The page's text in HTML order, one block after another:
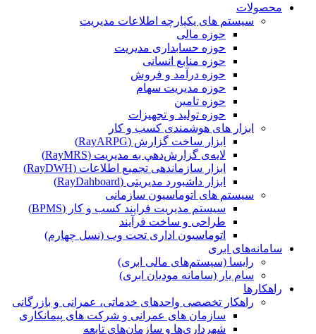
محصولات
سیستم های یکپارچه اطلاعات مدیریت
حوزه مالی
حوزه حسابداری مدیریت
حوزه منابع انسانی
حوزه درآمد و فروش
حوزه مدیریت سهام
حوزه تامین
حوزه تولید و تجهیزات
ابزار های هوشمندی کسب و کار
ابزار ساخت گزارش (RayARPG)
لایه‌ی گزارش‌دهي به مديريت (RayMRS)
ابزار سازماندهی تجمیع اطلاعات (RayDWH)
ابزار داشبورد مدیریتی (RayDahboard)
سیستم های اتوماسیون سازمانی
سیستم مدیریت فرایند کسب و کار (BPMS)
طراحی و ساخت فرآیند
اتوماسیون اداری تحت وب (نسل چهارم)
سامانه‌های ابری
رایسا (سیستم‌های مالی ابری)
سام یار (سامانه مودیان ابری)
راهکارها
راهکار تخصصی واحدهای خدماتی، عمرانی و بازرگانی
سازمان های عمرانی و شرکت های پیمانکاری
شهرداری‌ها و سازمان‌های تابعه